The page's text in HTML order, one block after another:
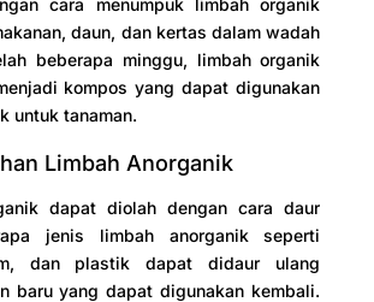
cara menumpuk limbah organik
daun, dan kertas dalam wadah
beberapa minggu, limbah organik
kompos yang dapat digunakan
untuk tanaman.
Limbah Anorganik
dapat diolah dengan cara daur
jenis limbah anorganik seperti
dan plastik dapat didaur ulang
baru yang dapat digunakan kembali.